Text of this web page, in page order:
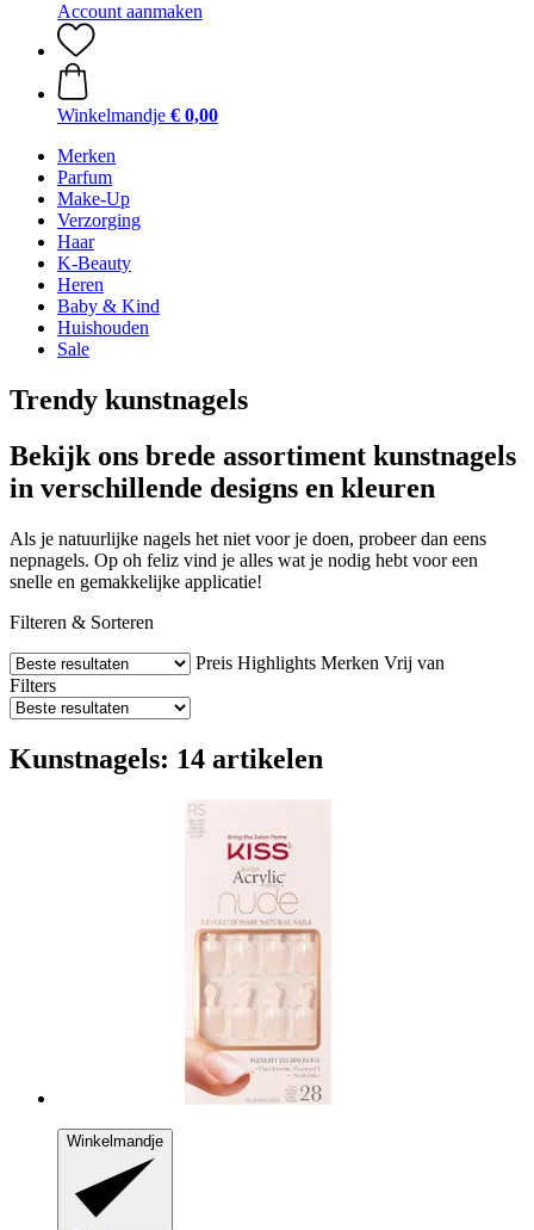
Account aanmaken
Winkelmandje € 0,00
Merken
Parfum
Make-Up
Verzorging
Haar
K-Beauty
Heren
Baby & Kind
Huishouden
Sale
Trendy kunstnagels
Bekijk ons brede assortiment kunstnagels
in verschillende designs en kleuren
Als je natuurlijke nagels het niet voor je doen, probeer dan eens
nepnagels. Op oh feliz vind je alles wat je nodig hebt voor een
snelle en gemakkelijke applicatie!
Filteren & Sorteren
Preis Highlights Merken Vrij van
Filters
Kunstnagels: 14 artikelen
Winkelmandje